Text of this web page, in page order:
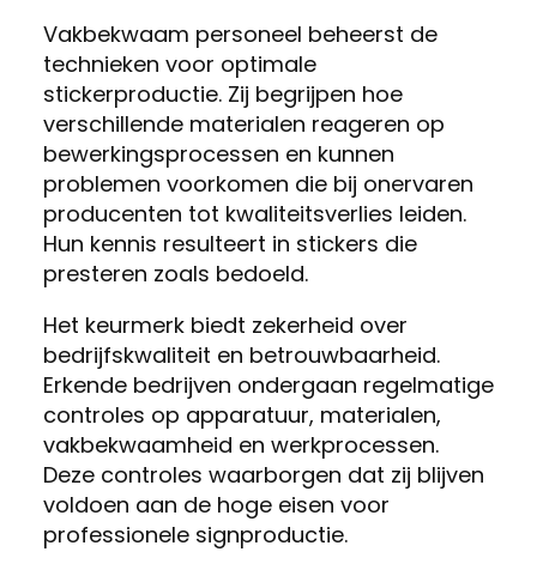
Vakbekwaam personeel beheerst de
technieken voor optimale
stickerproductie. Zij begrijpen hoe
verschillende materialen reageren op
bewerkingsprocessen en kunnen
problemen voorkomen die bij onervaren
producenten tot kwaliteitsverlies leiden.
Hun kennis resulteert in stickers die
presteren zoals bedoeld.
Het keurmerk biedt zekerheid over
bedrijfskwaliteit en betrouwbaarheid.
Erkende bedrijven ondergaan regelmatige
controles op apparatuur, materialen,
vakbekwaamheid en werkprocessen.
Deze controles waarborgen dat zij blijven
voldoen aan de hoge eisen voor
professionele signproductie.